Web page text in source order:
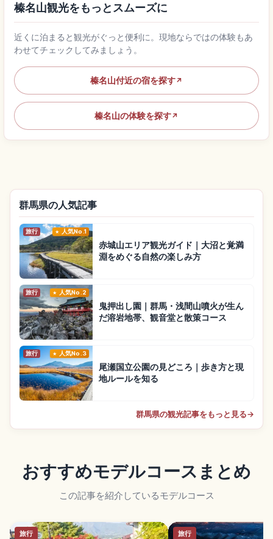
榛名山観光をもっとスムーズに
近くに泊まると観光がぐっと便利に。現地ならではの体験もあ
わせてチェックしてみましょう。
榛名山付近の宿を探す↗
榛名山の体験を探す↗
群馬県の人気記事
旅行 人気No.1
赤城山エリア観光ガイド｜大沼と覚満
淵をめぐる自然の楽しみ方
旅行 人気No.2
鬼押出し園｜群馬・浅間山噴火が生ん
だ溶岩地帯、観音堂と散策コース
旅行 人気No.3
尾瀬国立公園の見どころ｜歩き方と現
地ルールを知る
群馬県の観光記事をもっと見る→
おすすめモデルコースまとめ
この記事を紹介しているモデルコース
旅行 旅行